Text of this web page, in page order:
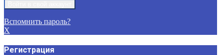
Вспомнить пароль?
X
Регистрация